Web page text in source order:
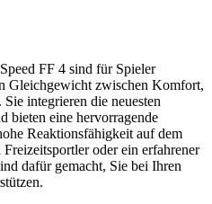
FF 4 sind für Spieler
Gleichgewicht zwischen Komfort,
integrieren die neuesten
bieten eine hervorragende
Reaktionsfähigkeit auf dem
oder ein erfahrener
dafür gemacht, Sie bei Ihren